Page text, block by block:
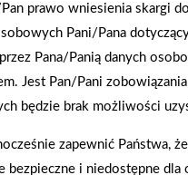
Zacisze S.A. dołącza
rok strategicznym
prawo wniesienia skargi
Pani/Pana
Pana/Panią danych
Jest Pan/Pani
będzie brak możliwości
zapewnić Państwa,
bezpieczne i niedostępne